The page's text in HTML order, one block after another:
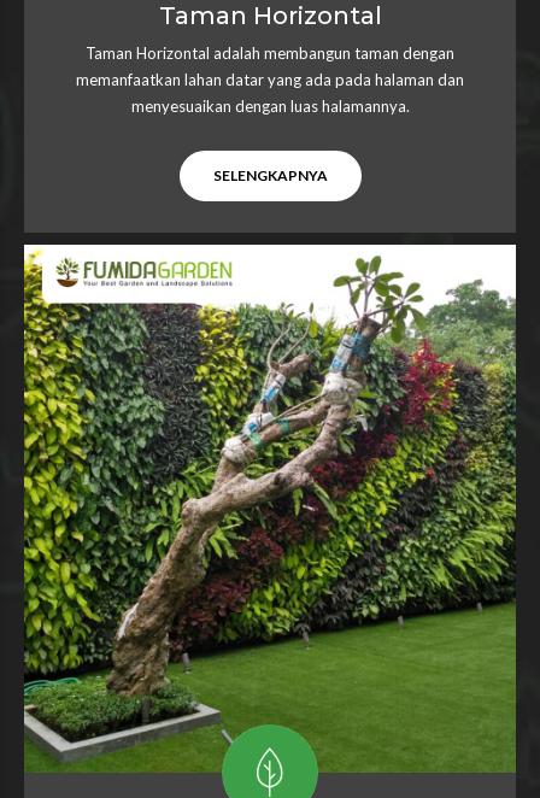
Taman Horizontal
Taman Horizontal adalah membangun taman dengan
memanfaatkan lahan datar yang ada pada halaman dan
menyesuaikan dengan luas halamannya.
SELENGKAPNYA